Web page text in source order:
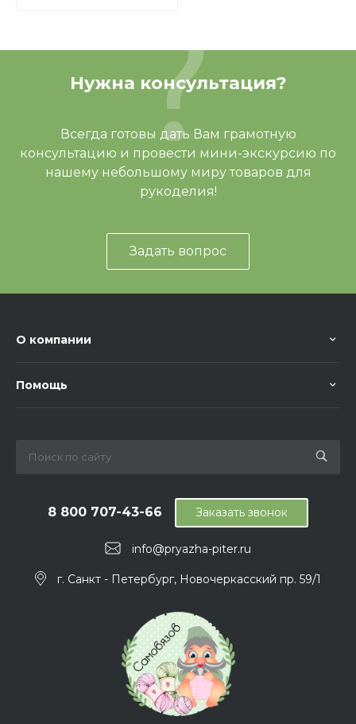
Нужна консультация?
Всегда готовы дать Вам грамотную
консультацию и провести мини-экскурсию по
нашему небольшому миру товаров для
рукоделия!
Задать вопрос
О компании
Помощь
info@pryazha-piter.ru
8 800 707-43-66
г. Санкт - Петербург, Новочеркасский пр. 59/1
Заказать звонок